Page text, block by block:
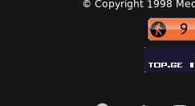
© Copyright 1998